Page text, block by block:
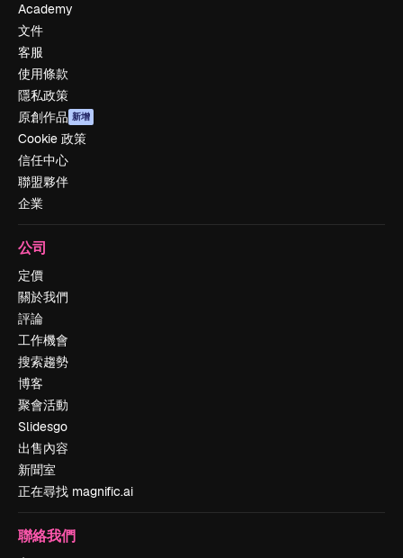
Academy
文件
客服
使用條款
隱私政策
原創作品 新增
Cookie 政策
信任中心
聯盟夥伴
企業
公司
定價
關於我們
評論
工作機會
搜索趨勢
博客
聚會活動
Slidesgo
出售內容
新聞室
正在尋找 magnific.ai
聯絡我們